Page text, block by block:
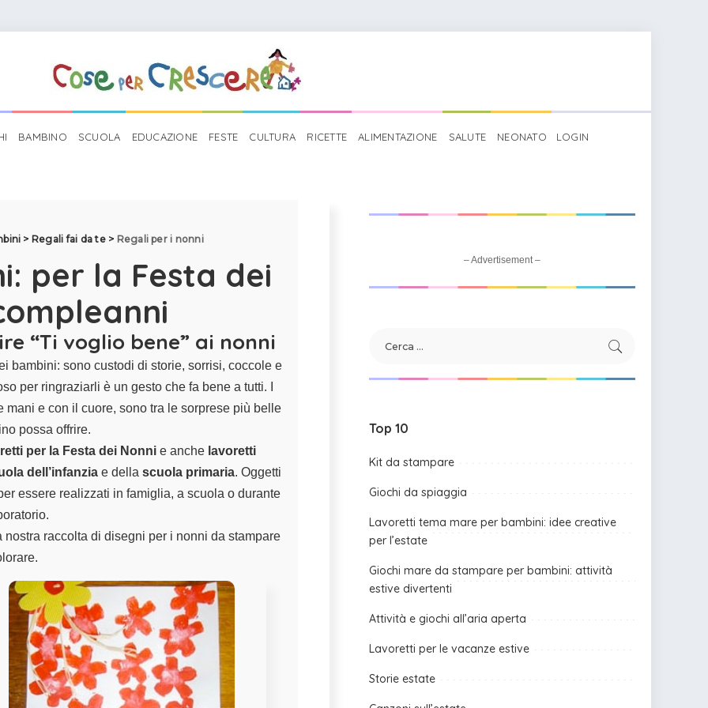
BAMBINO SCUOLA EDUCAZIONE FESTE CULTURA RICETTE ALIMENTAZIONE SALUTE NEONATO LOGIN
> Regali fai da te> Regali per i nonni
per la Festa dei
“Ti voglio bene” ai nonni
bambini: sono custodi di storie, sorrisi, coccole e
per ringraziarli è un gesto che fa bene a tutti. I
mani e con il cuore, sono tra le sorprese più belle
possa offrire.
per la Festa dei Nonnie anche lavoretti
dell’infanziae della scuola primaria. Oggetti
essere realizzati in famiglia, a scuola o durante
nostra raccolta didisegni per i nonni da stampare
.
– Advertisement –
Top 10
Kit da stampare
Giochi da spiaggia
Lavoretti tema mare per bambini: idee creative
per l’estate
Giochi mare da stampare per bambini: attività
estive divertenti
Attività e giochi all’aria aperta
Lavoretti per le vacanze estive
Storie estate